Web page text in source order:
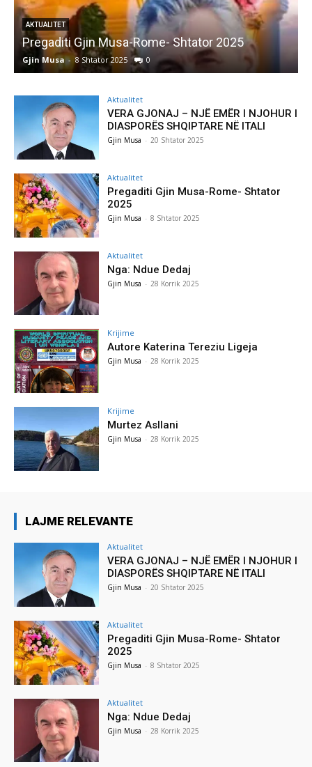
AKTUALITET
Pregaditi Gjin Musa-Rome- Shtator 2025
Gjin Musa - 8 Shtator 2025 0
Aktualitet
VERA GJONAJ – NJË EMËR I NJOHUR I
DIASPORËS SHQIPTARE NË ITALI
Gjin Musa - 20 Shtator 2025
Aktualitet
Pregaditi Gjin Musa-Rome- Shtator
2025
Gjin Musa - 8 Shtator 2025
Aktualitet
Nga: Ndue Dedaj
Gjin Musa - 28 Korrik 2025
Krijime
Autore Katerina Tereziu Ligeja
Gjin Musa - 28 Korrik 2025
Krijime
Murtez Asllani
Gjin Musa - 28 Korrik 2025
LAJME RELEVANTE
Aktualitet
VERA GJONAJ – NJË EMËR I NJOHUR I
DIASPORËS SHQIPTARE NË ITALI
Gjin Musa - 20 Shtator 2025
Aktualitet
Pregaditi Gjin Musa-Rome- Shtator
2025
Gjin Musa - 8 Shtator 2025
Aktualitet
Nga: Ndue Dedaj
Gjin Musa - 28 Korrik 2025